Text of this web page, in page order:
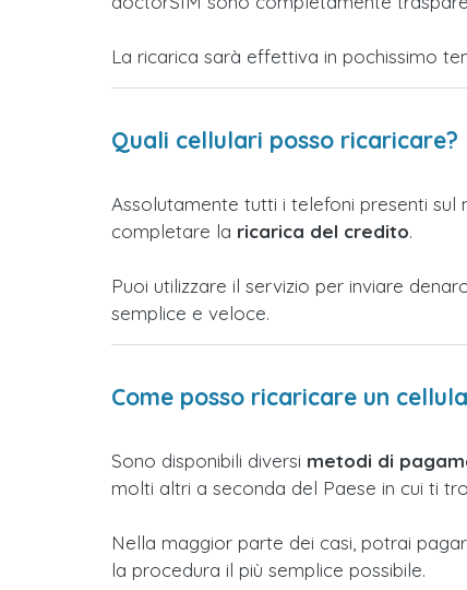
La ricarica sarà effettiva in pochissimo
Quali cellulari posso ricaricare?
Assolutamente tutti i telefoni presenti
completare la ricarica del credito.
Puoi utilizzare il servizio per inviare
semplice e veloce.
Come posso ricaricare un
Sono disponibili diversi metodi di
molti altri a seconda del Paese in cui ti
Nella maggior parte dei casi, potrai
la procedura il più semplice possibile.